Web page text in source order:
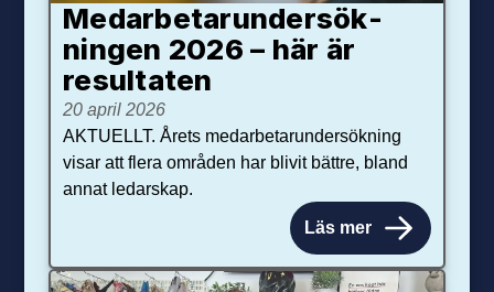
Medarbetar­under­sök­
ningen 2026 – här är
resultaten
20 april 2026
AKTUELLT. Årets medarbetarundersökning
visar att flera områden har blivit bättre, bland
annat ledarskap.
Läs mer